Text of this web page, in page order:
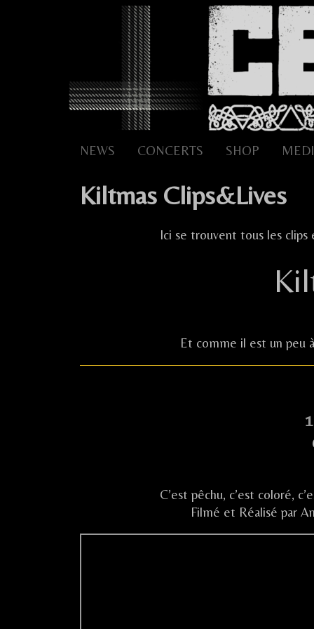
NEWS CONCERTS SHOP
Kiltmas Clips&Lives
Ici se trouvent tous les
Et comme il est un peu
C’est pêchu, c’est coloré,
Filmé et Réalisé par